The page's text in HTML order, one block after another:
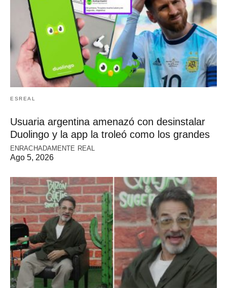
ESREAL
Usuaria argentina amenazó con desinstalar
Duolingo y la app la troleó como los grandes
ENRACHADAMENTE REAL
Ago 5, 2026